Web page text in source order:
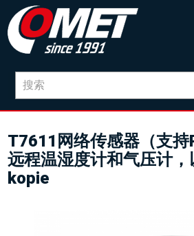
T7611网络传感器（支持
远程温湿度计和气压计
kopie